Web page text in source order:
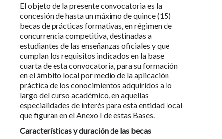
El objeto de la presente convocatoria es la
concesión de hasta un máximo de quince (15)
becas de prácticas formativas, en régimen de
concurrencia competitiva, destinadas a
estudiantes de las enseñanzas oficiales y que
cumplan los requisitos indicados en la base
cuarta de esta convocatoria, para su formación
en el ámbito local por medio de la aplicación
práctica de los conocimientos adquiridos a lo
largo del curso académico, en aquellas
especialidades de interés para esta entidad local
que figuran en el Anexo I de estas Bases.
Características y duración de las becas